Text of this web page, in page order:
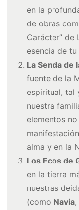
Baños y
Hierbas y
Ritual
Inciensos y
Ritual
Jabón Esotérico
Cartas de Tarot
Chakras
Minerales
Para Estudios
en la
de obras
Carácter” de
esencia de
La Senda de
fuente de la
espiritual, tal
nuestra
elementos
alma y en la
Los Ecos de
en la tierra
nuestras
(como Navia,